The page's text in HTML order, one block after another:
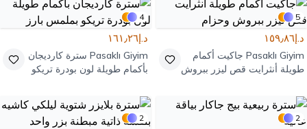
5
د.إ١٥٩٫٨٦
Pasaklı Giyim جاكيت أكمام
طويلة أنثرايت قص ليزر ببروش
4
د.إ١٦١٫٢٦
Pasaklı Giyim سترة كارديجان
بأكمام طويلة لون بودرة تريكو
2
2